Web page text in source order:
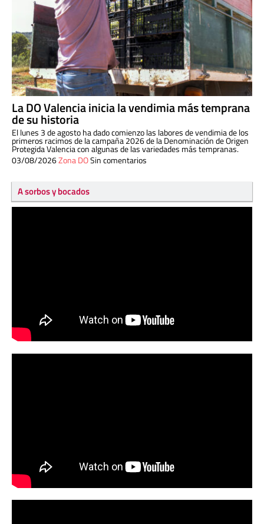
La DO Valencia inicia la vendimia más temprana
de su historia
El lunes 3 de agosto ha dado comienzo las labores de vendimia de los
primeros racimos de la campaña 2026 de la Denominación de Origen
Protegida Valencia con algunas de las variedades más tempranas.
03/08/2026Zona DOSin comentarios
A sorbos y bocados